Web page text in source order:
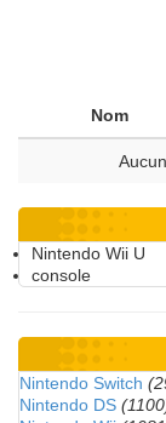
Nom
Nintendo Wii U
console
Nintendo Switch
Nintendo DS